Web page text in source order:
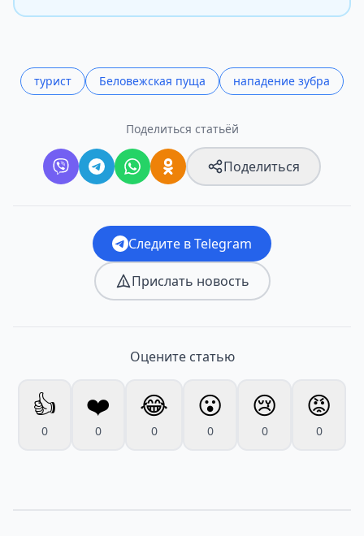
турист Беловежская пуща нападение зубра
Поделиться статьёй
Поделиться
Следите в Telegram
Прислать новость
Оцените статью
👍
0
❤️
0
😂
0
😮
0
😢
0
😡
0